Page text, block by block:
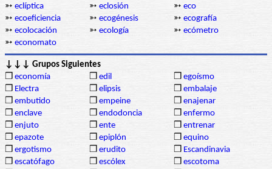
➳ eclíptica ➳ eclosión ➳ eco
➳ ecoeficiencia ➳ ecogénesis ➳ ecografía
➳ ecolocación ➳ ecología ➳ ecómetro
➳ economato
↓↓↓ Grupos Siguientes
❒ economía ❒ edil ❒ egoísmo
❒ Electra ❒ elipsis ❒ embalaje
❒ embutido ❒ empeine ❒ enajenar
❒ enclave ❒ endodoncia ❒ enfermo
❒ enjuto ❒ ente ❒ entrenar
❒ epazote ❒ epiplón ❒ equino
❒ ergotismo ❒ erudito ❒ Escandinavia
❒ escatófago ❒ escólex ❒ escotoma